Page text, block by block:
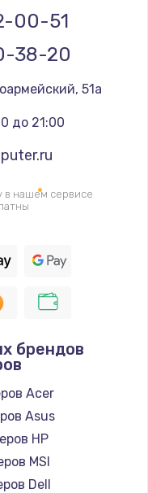
обеспечения
данных)
данных)
00-51
38-20
51а
до 21:00
в нашем сервисе
брендов
Acer
Asus
HP
MSI
Dell